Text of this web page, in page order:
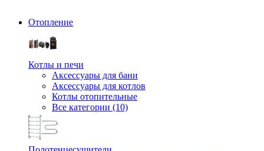
Отопление
Котлы и печи
Аксессуары для бани
Аксессуары для котлов
Котлы отопительные
Все категории (10)